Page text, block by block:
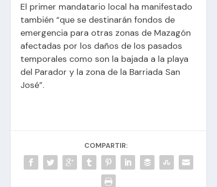
El primer mandatario local ha manifestado
también “que se destinarán fondos de
emergencia para otras zonas de Mazagón
afectadas por los daños de los pasados
temporales como son la bajada a la playa
del Parador y la zona de la Barriada San
José”.
COMPARTIR: